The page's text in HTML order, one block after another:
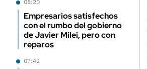
08:20
Empresarios satisfechos
con el rumbo del gobierno
de Javier Milei, pero con
reparos
07:42